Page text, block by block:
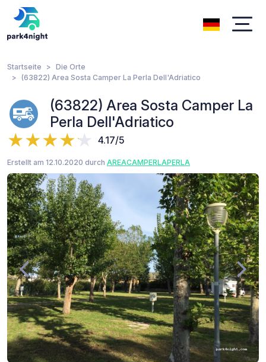
Startseite
Die Orte
(63822) Area Sosta Camper La Perla Dell'Adriatico
(63822) Area Sosta Camper La
Perla Dell'Adriatico
4.17/5
Erstellt am 12.10.2020 durch AREACAMPERLAPERLA